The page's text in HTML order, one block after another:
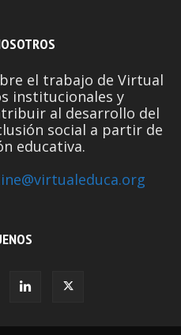
el trabajo de Virtual
institucionales y
al desarrollo del
social a partir de
educativa.